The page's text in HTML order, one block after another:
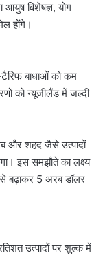
विशेषज्ञ, योग
होंगे।
बाधाओं को कम
को न्यूजीलैंड में जल्दी
और शहद जैसे उत्पादों
इस समझौते का लक्ष्य
से बढ़ाकर 5 अरब डॉलर
उत्पादों पर शुल्क में